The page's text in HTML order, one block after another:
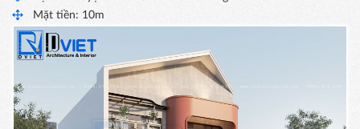
Mặt tiền: 10m